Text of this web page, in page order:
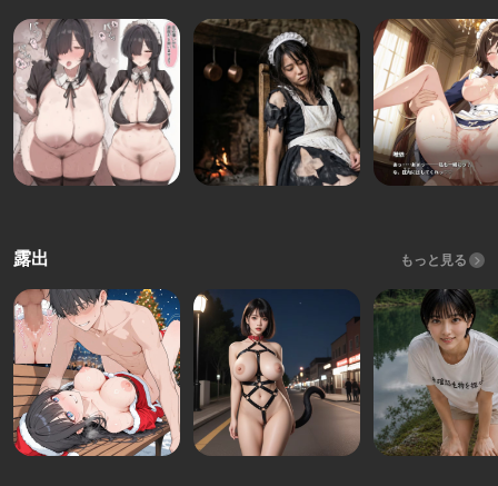
露出 もっと見る